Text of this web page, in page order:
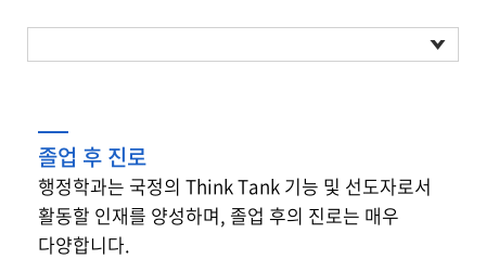
졸업유보
졸업 후 진로
졸업 후 진로
행정학과는 국정의 Think Tank 기능 및 선도자로서
활동할 인재를 양성하며, 졸업 후의 진로는 매우
다양합니다.